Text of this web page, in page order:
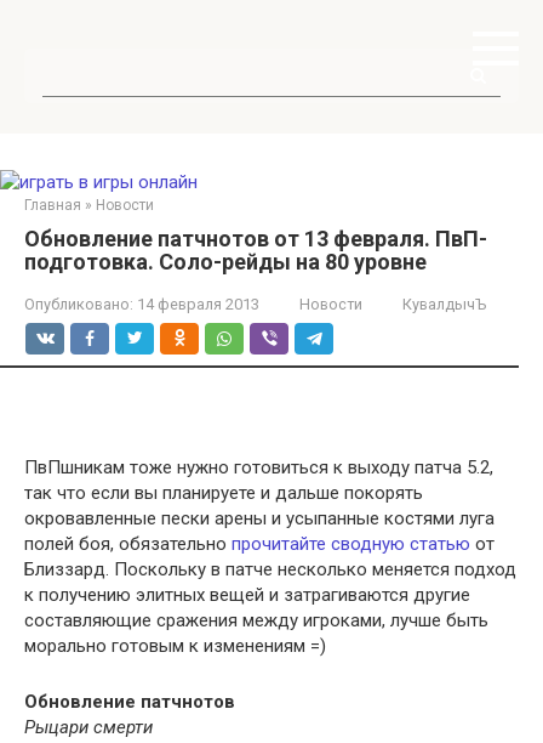
Главная » Новости
Обновление патчнотов от 13 февраля. ПвП-
подготовка. Соло-рейды на 80 уровне
Опубликовано: 14 февраля 2013 Новости КувалдычЪ
ПвПшникам тоже нужно готовиться к выходу патча 5.2,
так что если вы планируете и дальше покорять
окровавленные пески арены и усыпанные костями луга
полей боя, обязательно прочитайте сводную статью от
Близзард. Поскольку в патче несколько меняется подход
к получению элитных вещей и затрагиваются другие
составляющие сражения между игроками, лучше быть
морально готовым к изменениям =)
Обновление патчнотов
Рыцари смерти